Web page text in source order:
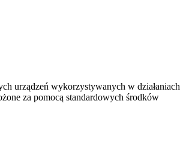
urządzeń wykorzystywanych w działaniach
za pomocą standardowych środków